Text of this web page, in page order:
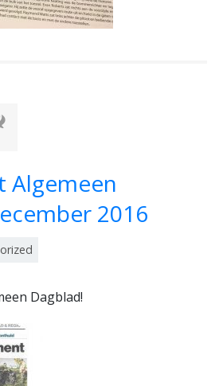
Algemeen
2016
Dagblad!